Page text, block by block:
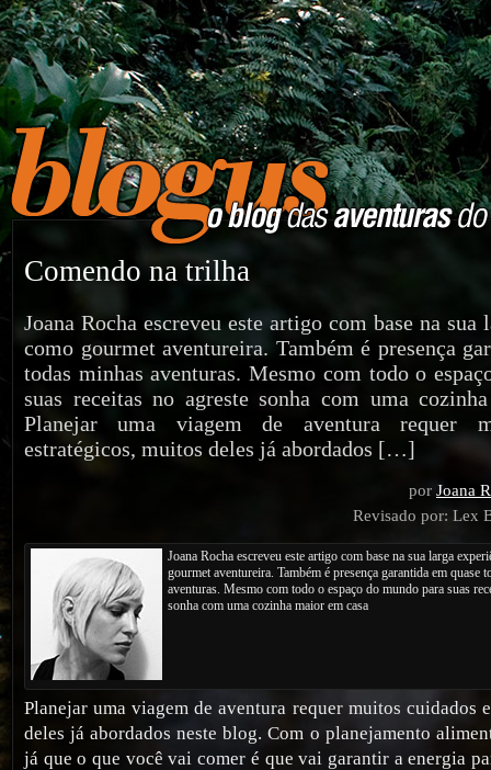
Comendo na trilha
Joana Rocha escreveu este artigo com base na sua
como gourmet aventureira. Também é presença
todas minhas aventuras. Mesmo com todo o
suas receitas no agreste sonha com uma
Planejar uma viagem de aventura requer
estratégicos, muitos deles já abordados […]
por Joana
Revisado por: Lex
Joana Rocha escreveu este artigo com base na sua larga
gourmet aventureira. Também é presença garantida em quase
aventuras. Mesmo com todo o espaço do mundo para suas
sonha com uma cozinha maior em casa
Planejar uma viagem de aventura requer muitos cuidados
deles já abordados neste blog. Com o planejamento
já que o que você vai comer é que vai garantir a energia